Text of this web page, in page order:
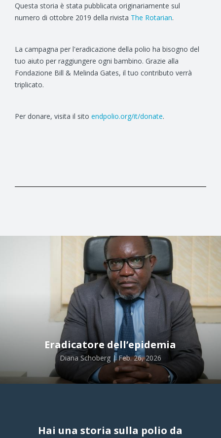
Questa storia è stata pubblicata originariamente sul
numero di ottobre 2019 della rivista The Rotarian.
La campagna per l'eradicazione della polio ha bisogno del
tuo aiuto per raggiungere ogni bambino. Grazie alla
Fondazione Bill & Melinda Gates, il tuo contributo verrà
triplicato.
Per donare, visita il sito endpolio.org/it/donate.
Hai una storia sulla polio da
Eradicatore dell’epidemia
Diana Schoberg | Feb. 26, 2026